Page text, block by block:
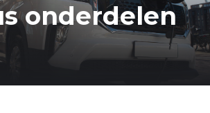
onderdelen